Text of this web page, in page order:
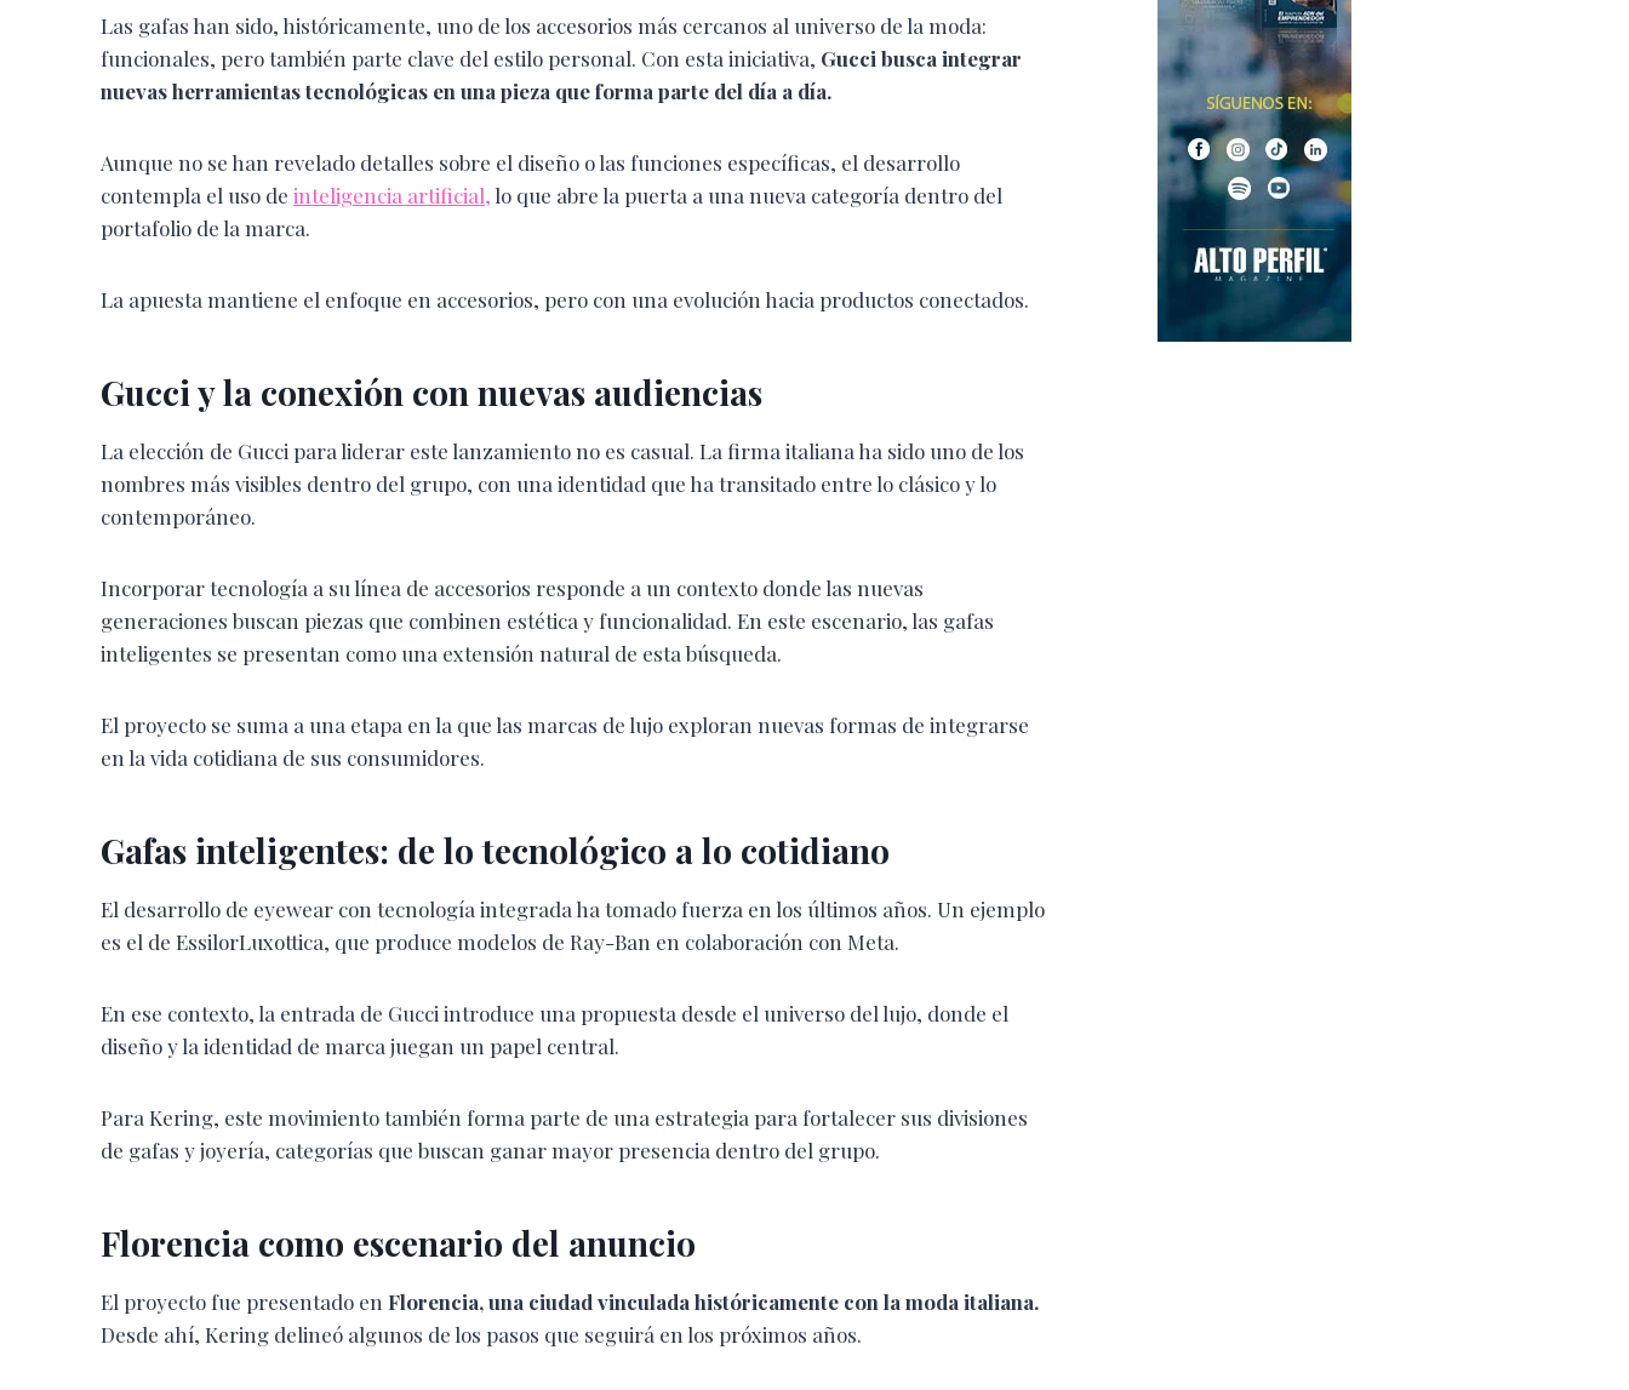
Las gafas han sido, históricamente, uno de los accesorios más cercanos al universo de la moda:
funcionales, pero también parte clave del estilo personal. Con esta iniciativa, Gucci busca integrar
nuevas herramientas tecnológicas en una pieza que forma parte del día a día.
Aunque no se han revelado detalles sobre el diseño o las funciones específicas, el desarrollo
contempla el uso de inteligencia artificial, lo que abre la puerta a una nueva categoría dentro del
portafolio de la marca.
La apuesta mantiene el enfoque en accesorios, pero con una evolución hacia productos conectados.
Gucci y la conexión con nuevas audiencias
La elección de Gucci para liderar este lanzamiento no es casual. La firma italiana ha sido uno de los
nombres más visibles dentro del grupo, con una identidad que ha transitado entre lo clásico y lo
contemporáneo.
Incorporar tecnología a su línea de accesorios responde a un contexto donde las nuevas
generaciones buscan piezas que combinen estética y funcionalidad. En este escenario, las gafas
inteligentes se presentan como una extensión natural de esta búsqueda.
El proyecto se suma a una etapa en la que las marcas de lujo exploran nuevas formas de integrarse
en la vida cotidiana de sus consumidores.
Gafas inteligentes: de lo tecnológico a lo cotidiano
El desarrollo de eyewear con tecnología integrada ha tomado fuerza en los últimos años. Un ejemplo
es el de EssilorLuxottica, que produce modelos de Ray-Ban en colaboración con Meta.
En ese contexto, la entrada de Gucci introduce una propuesta desde el universo del lujo, donde el
diseño y la identidad de marca juegan un papel central.
Para Kering, este movimiento también forma parte de una estrategia para fortalecer sus divisiones
de gafas y joyería, categorías que buscan ganar mayor presencia dentro del grupo.
Florencia como escenario del anuncio
El proyecto fue presentado en Florencia, una ciudad vinculada históricamente con la moda italiana.
Desde ahí, Kering delineó algunos de los pasos que seguirá en los próximos años.